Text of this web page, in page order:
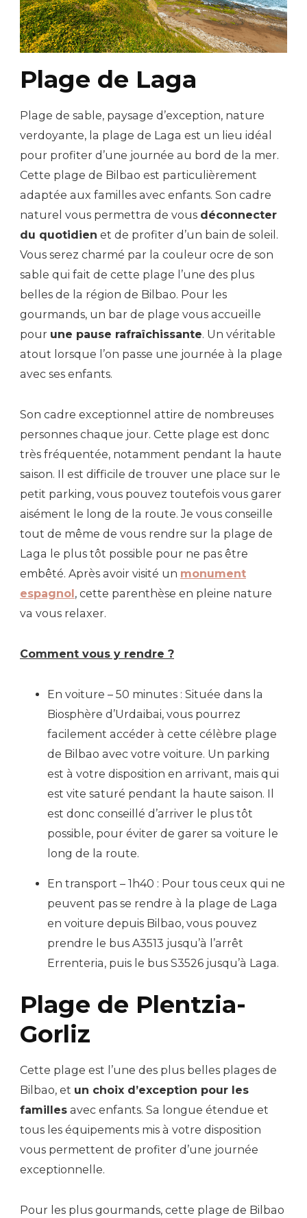
Plage de Laga
Plage de sable, paysage d’exception, nature
verdoyante, la plage de Laga est un lieu idéal
pour profiter d’une journée au bord de la mer.
Cette plage de Bilbao est particulièrement
adaptée aux familles avec enfants. Son cadre
naturel vous permettra de vous déconnecter
du quotidien et de profiter d’un bain de soleil.
Vous serez charmé par la couleur ocre de son
sable qui fait de cette plage l’une des plus
belles de la région de Bilbao. Pour les
gourmands, un bar de plage vous accueille
pour une pause rafraîchissante. Un véritable
atout lorsque l’on passe une journée à la plage
avec ses enfants.
Son cadre exceptionnel attire de nombreuses
personnes chaque jour. Cette plage est donc
très fréquentée, notamment pendant la haute
saison. Il est difficile de trouver une place sur le
petit parking, vous pouvez toutefois vous garer
aisément le long de la route. Je vous conseille
tout de même de vous rendre sur la plage de
Laga le plus tôt possible pour ne pas être
embêté. Après avoir visité un monument
espagnol, cette parenthèse en pleine nature
va vous relaxer.
Comment vous y rendre ?
En voiture – 50 minutes : Située dans la
Biosphère d’Urdaibai, vous pourrez
facilement accéder à cette célèbre plage
de Bilbao avec votre voiture. Un parking
est à votre disposition en arrivant, mais qui
est vite saturé pendant la haute saison. Il
est donc conseillé d’arriver le plus tôt
possible, pour éviter de garer sa voiture le
long de la route.
En transport – 1h40 : Pour tous ceux qui ne
peuvent pas se rendre à la plage de Laga
en voiture depuis Bilbao, vous pouvez
prendre le bus A3513 jusqu’à l’arrêt
Errenteria, puis le bus S3526 jusqu’à Laga.
Plage de Plentzia-
Gorliz
Cette plage est l’une des plus belles plages de
Bilbao, et un choix d’exception pour les
familles avec enfants. Sa longue étendue et
tous les équipements mis à votre disposition
vous permettent de profiter d’une journée
exceptionnelle.
Pour les plus gourmands, cette plage de Bilbao